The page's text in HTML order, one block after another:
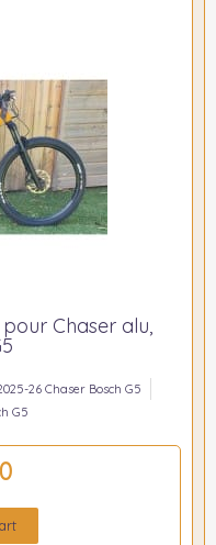
Chaser alu,
26 Chaser Bosch G5
G5